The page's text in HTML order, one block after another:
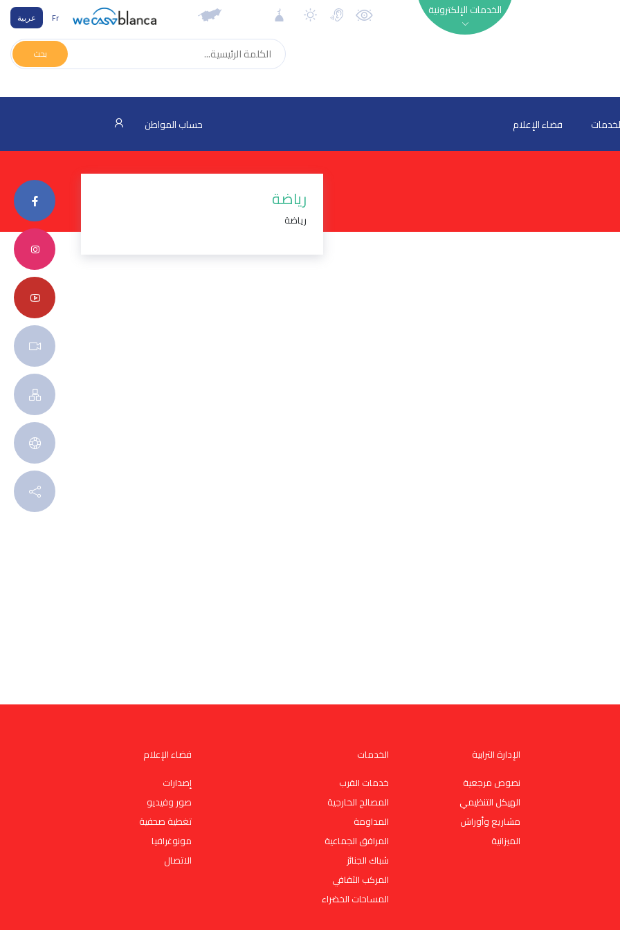
الخدمات الإلكترونية Fr عربية
بحث
فضاء الإعلام حساب المواطن
رياضة
رياضة
الإدارة الترابية
نصوص مرجعية
الهيكل التنظيمي
مشاريع وأوراش
الميزانية
الخدمات
خدمات القرب
المصالح الخارجية
المداومة
المرافق الجماعية
شباك الجنائز
المركب الثقافي
المساحات الخضراء
فضاء الإعلام
إصدارات
صور وفيديو
تغطية صحفية
مونوغرافيا
الاتصال